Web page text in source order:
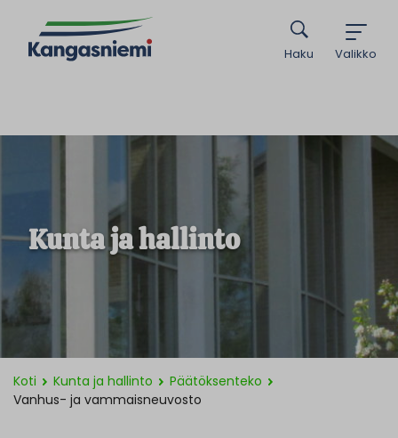
Valikko
Haku
Kunta ja hallinto
Koti Kunta ja hallinto
Päätöksenteko
Vanhus- ja vammaisneuvosto